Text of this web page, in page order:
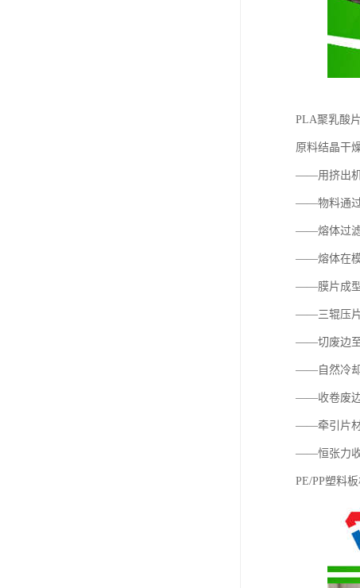
PLA聚乳酸
原料结晶干
——用挤出机
——物料通过
——熔体过滤
——熔体在模
——膜片成型
——三辊压片
——切废边至
——自然冷却
——收卷废边
——牵引片材
——恒张力
PE/PP塑料